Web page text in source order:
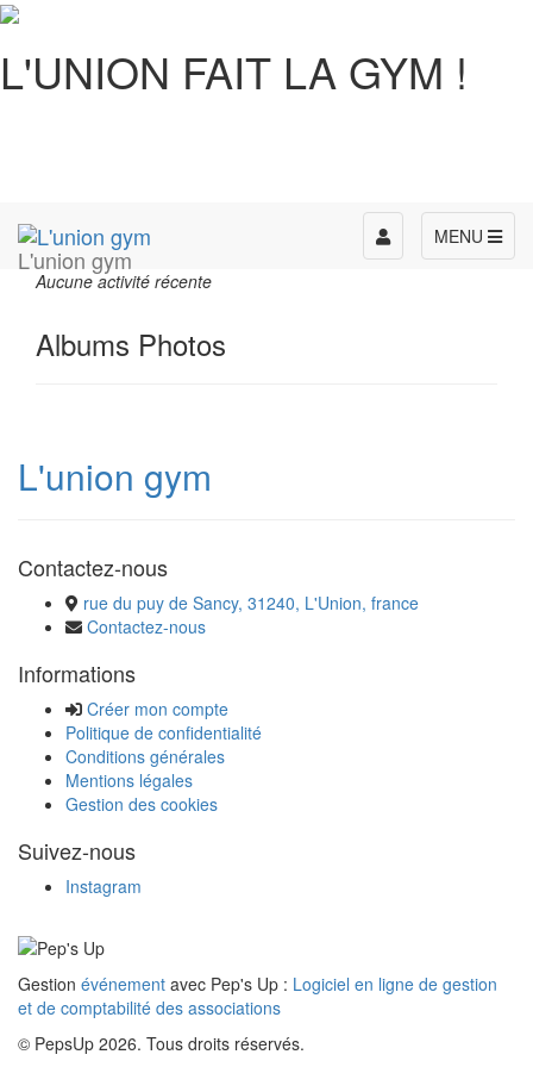
L'UNION FAIT LA GYM !
L'union gym
MENU
Toggle
navigation
Aucune activité récente
Albums Photos
L'union gym
Contactez-nous
rue du puy de Sancy, 31240, L'Union, france
Contactez-nous
Informations
Créer mon compte
Politique de confidentialité
Conditions générales
Mentions légales
Gestion des cookies
Suivez-nous
Instagram
Gestion événement avec Pep's Up : Logiciel en ligne de gestion
et de comptabilité des associations
© PepsUp 2026. Tous droits réservés.